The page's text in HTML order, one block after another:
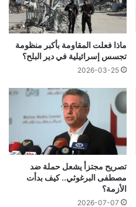
ماذا فعلت المقاومة بأكبر منظومة
تجسس إسرائيلية في دير البلح؟
2026-03-25
تصريح مجتزأ يشعل حملة ضد
مصطفى البرغوثي.. كيف بدأت
الأزمة؟
2026-07-07